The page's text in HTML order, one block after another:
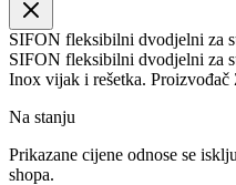
SIFON fleksibilni dvodjelni za
SIFON fleksibilni dvodjelni za
Inox vijak i rešetka. Proizvođač
Na stanju
Prikazane cijene odnose se
shopa.